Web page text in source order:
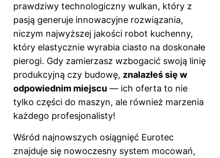
prawdziwy technologiczny wulkan, który z
pasją generuje innowacyjne rozwiązania,
niczym najwyższej jakości robot kuchenny,
który elastycznie wyrabia ciasto na doskonałe
pierogi. Gdy zamierzasz wzbogacić swoją linię
produkcyjną czy budowę, znalazłeś się w
odpowiednim miejscu — ich oferta to nie
tylko części do maszyn, ale również marzenia
każdego profesjonalisty!
Wśród najnowszych osiągnięć Eurotec
znajduje się nowoczesny system mocowań,